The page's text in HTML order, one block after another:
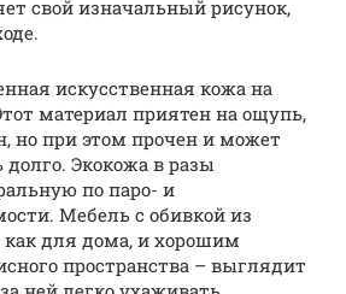
свой изначальный рисунок,
искусственная кожа на
материал приятен на ощупь,
но при этом прочен и может
Экокожа в разы
по паро- и
Мебель с обивкой из
как для дома, и хорошим
пространства – выглядит